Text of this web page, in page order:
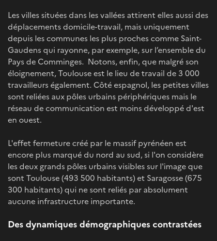
Les villes situées dans les vallées attirent elles aussi des
déplacements domicile-travail, mais uniquement
depuis les communes les plus proches comme Saint-
Gaudens qui rayonne, par exemple, sur l’ensemble du
Pays de Comminges. Notons, enfin, que malgré son
éloignement, Toulouse est le lieu de travail de 3 000
travailleurs également. Côté espagnol, les petites villes
sont reliées aux pôles urbains périphériques mais le
réseau de communication est moins développé d'est
en ouest.
L'effet fermeture créé par le massif pyrénéen est
encore plus marqué du nord au sud, si l'on considère
les deux grands pôles urbains visibles sur l'image que
sont Toulouse (493 500 habitants) et Saragosse (675
300 habitants) qui ne sont reliés par absolument
aucune infrastructure importante.
Des dynamiques démographiques contrastées